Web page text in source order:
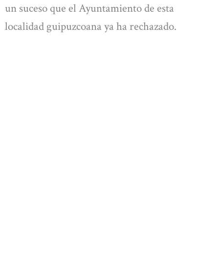
un suceso que el Ayuntamiento de esta
localidad guipuzcoana ya ha rechazado.